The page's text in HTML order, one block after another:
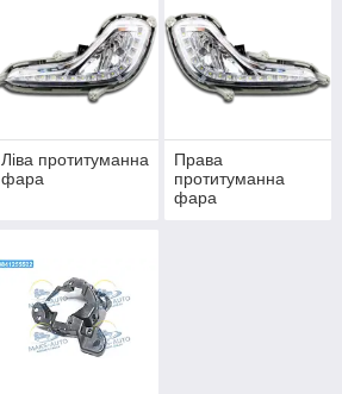
Ліва протитуманна
фара
Права
протитуманна
фара